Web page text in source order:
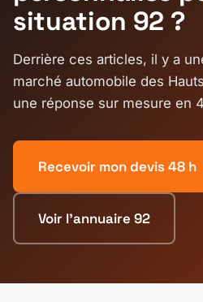
situation 92 ?
Derrière ces articles, il y a
marché automobile des
une réponse sur mesure en
Recevoir mon devis 48 h
Voir l'annuaire 92